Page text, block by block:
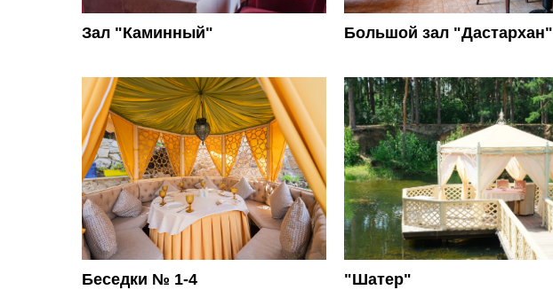
Зал "Каминный" Большой зал "Дастархан"
Беседки № 1-4 "Шатер"